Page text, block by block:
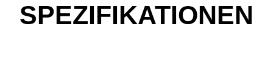
SPEZIFIKATIONEN